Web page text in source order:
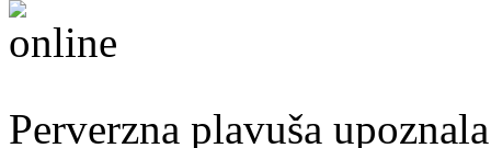
Perverzna plavuša